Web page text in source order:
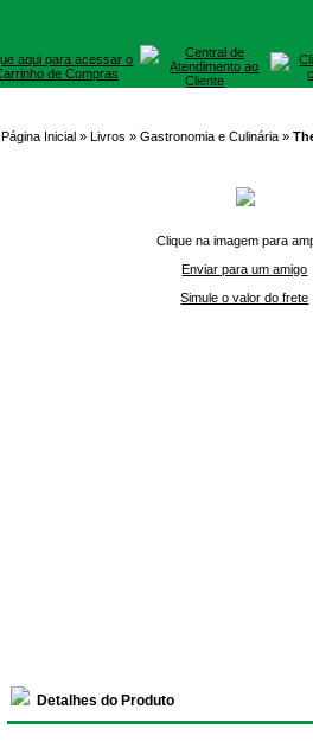
Página Inicial » Livros » Gastronomia e Culinária »
Clique na imagem para
Enviar para um amigo
Simule o valor do frete
Detalhes do Produto